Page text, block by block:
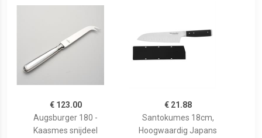
€ 123.00
Augsburger 180 -
Kaasmes snijdeel
€ 21.88
Santokumes 18cm,
Hoogwaardig Japans